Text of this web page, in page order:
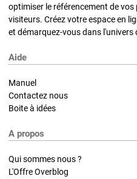
optimiser le référencement de
visiteurs. Créez votre espace en
et démarquez-vous dans l'univers
Aide
Manuel
Contactez nous
Boite à idées
A propos
Qui sommes nous ?
L'Offre Overblog